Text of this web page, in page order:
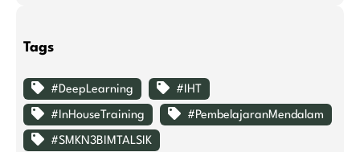
Tags
#DeepLearning #IHT
#InHouseTraining #PembelajaranMendalam
#SMKN3BIMTALSIK